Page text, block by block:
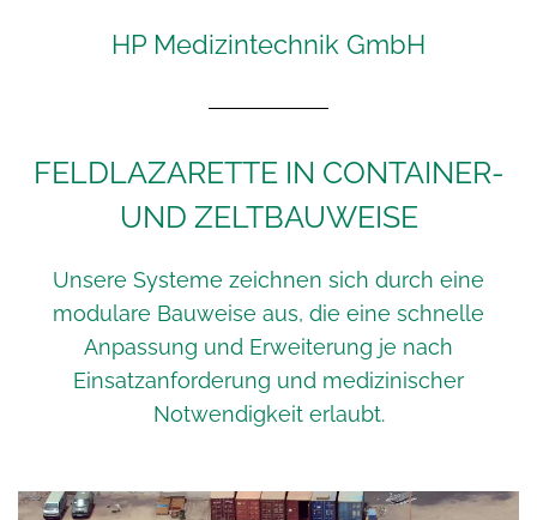
HP Medizintechnik GmbH
FELDLAZARETTE IN CONTAINER-
UND ZELTBAUWEISE
Unsere Systeme zeichnen sich durch eine
modulare Bauweise aus, die eine schnelle
Anpassung und Erweiterung je nach
Einsatzanforderung und medizinischer
Notwendigkeit erlaubt.